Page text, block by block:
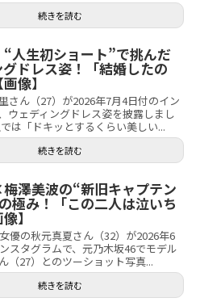
続きを読む
人生初ショート”で挑んだ
ドレス姿！「結婚したの
像】
さん（27）が2026年7月4日付のイン
ウェディングドレス姿を披露しまし
は「ドキッとするくらい美しい...
続きを読む
澤美波の“新旧キャプテン
極み！「この二人は泣いち
】
優の秋元真夏さん（32）が2026年6
スタグラムで、元乃木坂46でモデル
（27）とのツーショット写真...
続きを読む